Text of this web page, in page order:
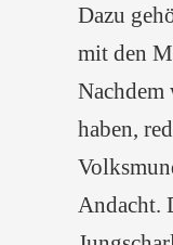
Dazu
mit den
haben,
Andacht.